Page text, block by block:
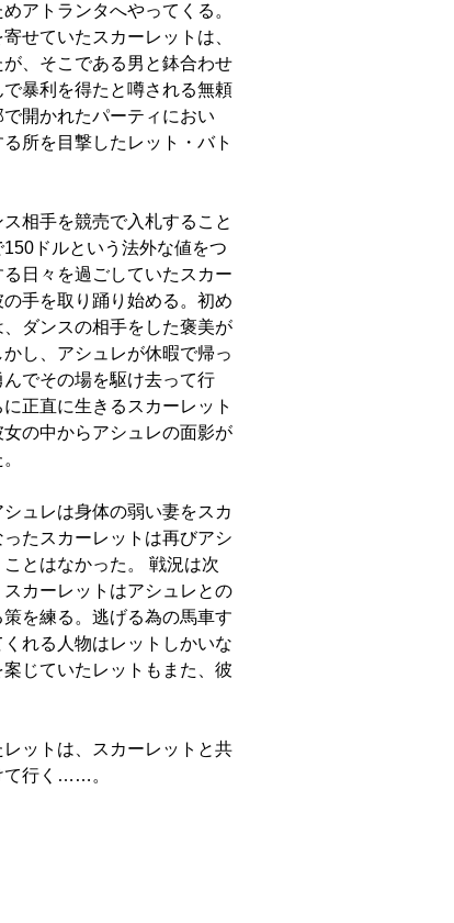
アトランタへやってくる。
せていたスカーレットは、
、そこである男と鉢合わせ
暴利を得たと噂される無頼
開かれたパーティにおい
所を目撃したレット・バト
相手を競売で入札すること
ドルという法外な値をつ
日々を過ごしていたスカー
手を取り踊り始める。初め
ダンスの相手をした褒美が
し、アシュレが休暇で帰っ
でその場を駆け去って行
正直に生きるスカーレット
の中からアシュレの面影が
ュレは身体の弱い妻をスカ
たスカーレットは再びアシ
とはなかった。 戦況は次
カーレットはアシュレとの
を練る。逃げる為の馬車す
れる人物はレットしかいな
じていたレットもまた、彼
ットは、スカーレットと共
て行く……。